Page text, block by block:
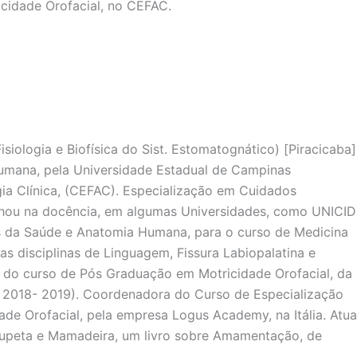
Orofacial, no CEFAC.
e Biofísica do Sist. Estomatognático) [Piracicaba]
pela Universidade Estadual de Campinas
Clínica, (CEFAC). Especialização em Cuidados
na docência, em algumas Universidades, como UNICID
Saúde e Anatomia Humana, para o curso de Medicina
disciplinas de Linguagem, Fissura Labiopalatina e
curso de Pós Graduação em Motricidade Orofacial, da
2019). Coordenadora do Curso de Especialização
Orofacial, pela empresa Logus Academy, na Itália. Atua
e Mamadeira, um livro sobre Amamentação, de